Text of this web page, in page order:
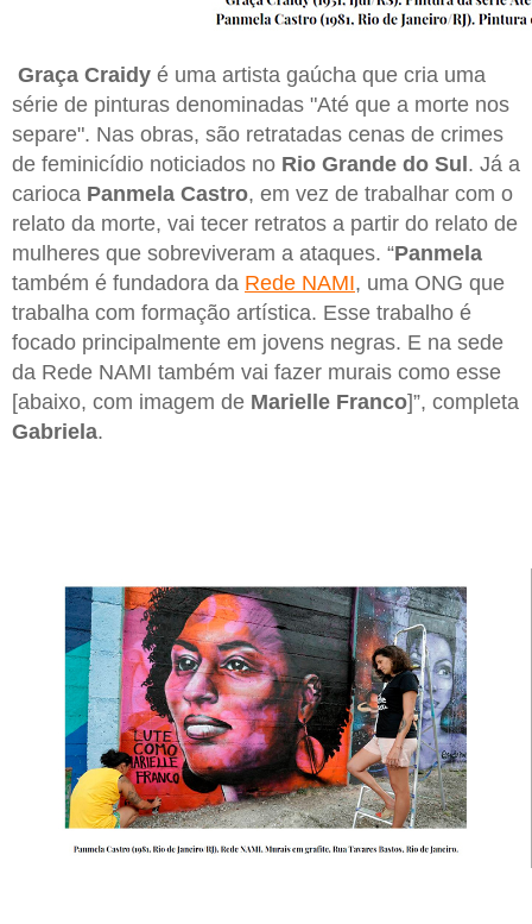
Graça Craidy é uma artista gaúcha que cria uma
série de pinturas denominadas "Até que a morte nos
separe". Nas obras, são retratadas cenas de crimes
de feminicídio noticiados no Rio Grande do Sul . Já a
carioca Panmela Castro, em vez de trabalhar com o
relato da morte, vai tecer retratos a partir do relato de
mulheres que sobreviveram a ataques. “Panmela
também é fundadora da Rede NAMI, uma ONG que
trabalha com formação artística. Esse trabalho é
focado principalmente em jovens negras. E na sede
da Rede NAMI também vai fazer murais como esse
[abaixo, com imagem de Marielle Franco]”, completa
Gabriela.